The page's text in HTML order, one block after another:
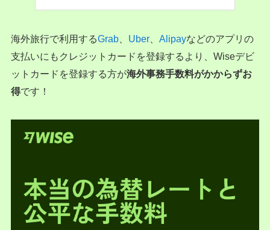
海外旅行で利用するGrab、 Uber、 Alipayなどのアプリの
支払いにもクレジットカードを登録するより、Wiseデビ
ットカードを登録する方が海外事務手数料がかからずお
得です！